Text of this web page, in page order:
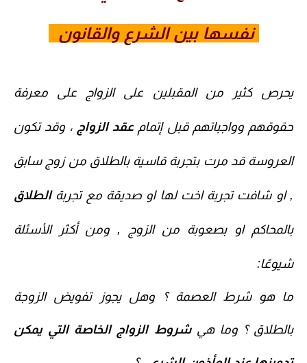
نفسها بين الشرع والقانون
يحرص كثير من المقبلين على الزواج على معرفة
حقوقهم وواجباتهم قبل إتمام عقد الزواج ، وقد تكون
العروسة قد مرت بتجربة قاسية بالطلاق من زوج سابق
, او شافت تجربة اخت لها او صديقة مع تجربةالطلاق
بالمحاكم او بصعوبة من الزوج , ومن أكثر الأسئلة
شيوعًا:
ما هوشرط العصمة؟ وهل يجوزتفويض الزوجة
بالطلاق؟ وما هيشروط الزواج الخاصة التي يمكن